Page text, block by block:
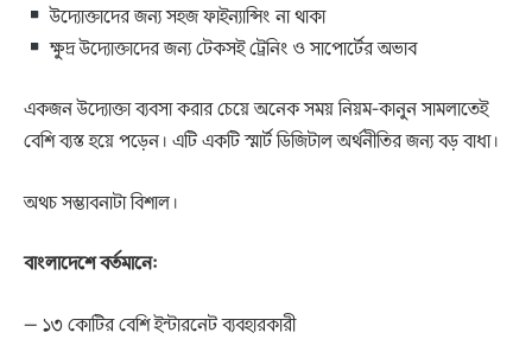
উদ্যোক্তাদের জন্য সহজ ফাইন্যান্সিং না থাকা
ক্ষুদ্র উদ্যোক্তাদের জন্য টেকসই ট্রেনিং ও সাপোর্টের অভাব
একজন উদ্যোক্তা ব্যবসা করার চেয়ে অনেক সময় নিয়ম-কানুন সামলাতেই
বেশি ব্যস্ত হয়ে পড়েন। এটি একটি স্মার্ট ডিজিটাল অর্থনীতির জন্য বড় বাধা।
অথচ সম্ভাবনাটা বিশাল।
বাংলাদেশে বর্তমানে:
– ১৩ কোটির বেশি ইন্টারনেট ব্যবহারকারী